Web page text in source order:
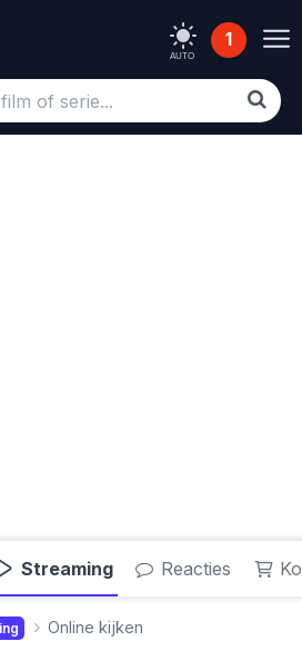
AUTO
1
Streaming Reacties
Online kijken